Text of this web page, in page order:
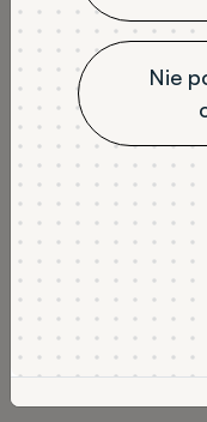
Nie
stacjonarne
JĘZYK WYKŁADOWY
polski
NABÓR
Rekrutacja na
Rekrutacja na
Wykaz